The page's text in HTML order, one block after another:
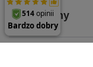
Regulaminy